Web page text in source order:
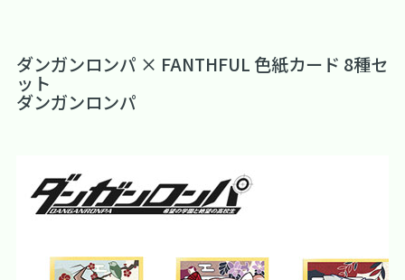
ダンガンロンパ × FANTHFUL 色紙カード 8種セ
ット
ダンガンロンパ